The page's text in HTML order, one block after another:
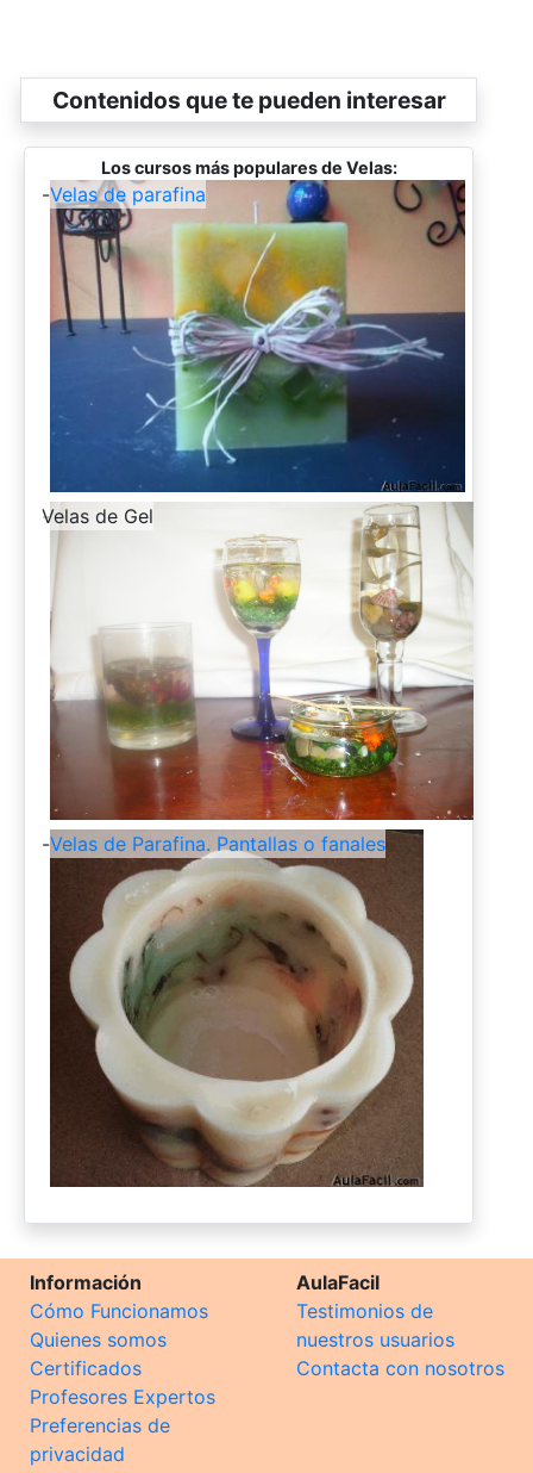
Contenidos que te pueden interesar
Los cursos más populares de Velas:
-Velas de parafina
-
Velas de Gel
-Velas de Parafina. Pantallas o fanales
Información
Cómo Funcionamos
Quienes somos
Certificados
Profesores Expertos
Preferencias de
privacidad
AulaFacil
Testimonios de
nuestros usuarios
Contacta con nosotros